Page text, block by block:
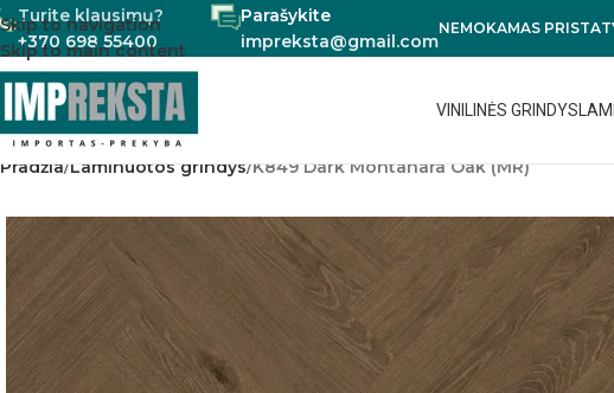
Skip to navigation
Skip to main content
Turite klausimų?
+370 698 55400
Parašykite
impreksta@gmail.com
NEMOKAMAS
VINILINĖS GRINDYS
Pradžia Laminuotos grindys K849 Dark Montanara Oak (MR)